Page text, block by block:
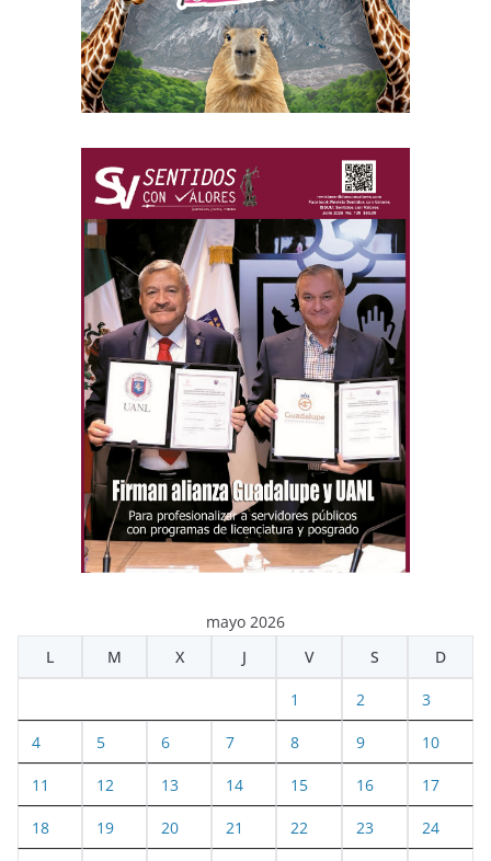
mayo 2026
L
M X J V S D
1 2 3
4 5 6 7 8 9 10
11 12 13 14 15 16 17
18 19 20 21 22 23 24